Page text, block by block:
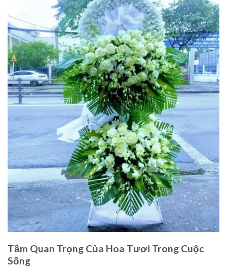
Tầm Quan Trọng Của Hoa Tươi Trong Cuộc
Sống